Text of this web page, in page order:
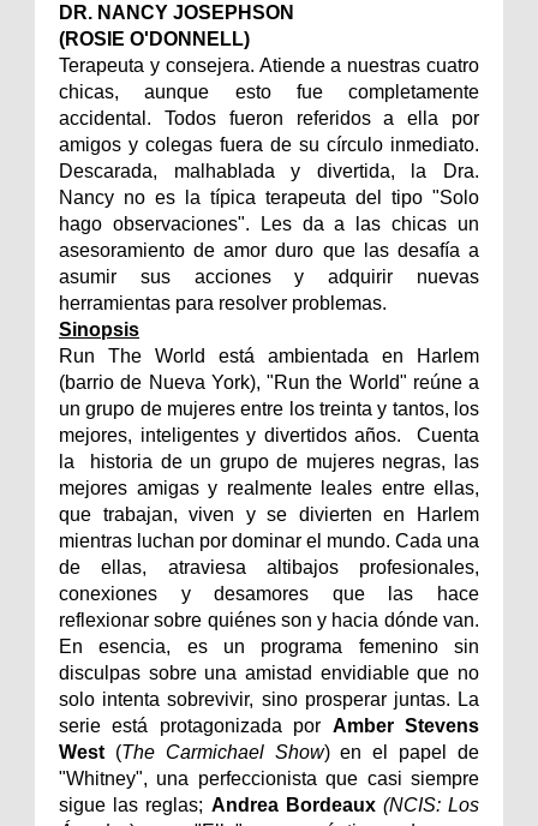
DR. NANCY JOSEPHSON
(ROSIE O'DONNELL)
Terapeuta y consejera. Atiende a nuestras cuatro
chicas, aunque esto fue completamente
accidental. Todos fueron referidos a ella por
amigos y colegas fuera de su círculo inmediato.
Descarada, malhablada y divertida, la Dra.
Nancy no es la típica terapeuta del tipo "Solo
hago observaciones". Les da a las chicas un
asesoramiento de amor duro que las desafía a
asumir sus acciones y adquirir nuevas
herramientas para resolver problemas.
Sinopsis
Run The World está ambientada en Harlem
(barrio de Nueva York), "Run the World" reúne a
un grupo de mujeres entre los treinta y tantos, los
mejores, inteligentes y divertidos años. Cuenta
la historia de un grupo de mujeres negras, las
mejores amigas y realmente leales entre ellas,
que trabajan, viven y se divierten en Harlem
mientras luchan por dominar el mundo. Cada una
de ellas, atraviesa altibajos profesionales,
conexiones y desamores que las hace
reflexionar sobre quiénes son y hacia dónde van.
En esencia, es un programa femenino sin
disculpas sobre una amistad envidiable que no
solo intenta sobrevivir, sino prosperar juntas. La
serie está protagonizada por Amber Stevens
West (The Carmichael Show) en el papel de
"Whitney", una perfeccionista que casi siempre
sigue las reglas; Andrea Bordeaux (NCIS: Los